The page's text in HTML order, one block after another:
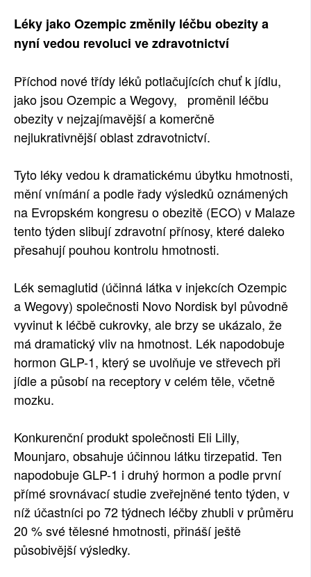
SOCIÁLNÍ SÍTĚ
RUBRIKY
PLNÁ VERZE STRÁNEK
Léky jako Ozempic změnily léčbu obezity a
nyní vedou revoluci ve zdravotnictví
Příchod nové třídy léků potlačujících chuť k jídlu,
jako jsou Ozempic a Wegovy, proměnil léčbu
obezity v nejzajímavější a komerčně
nejlukrativnější oblast zdravotnictví.
Tyto léky vedou k dramatickému úbytku hmotnosti,
mění vnímání a podle řady výsledků oznámených
na Evropském kongresu o obezitě (ECO) v Malaze
tento týden slibují zdravotní přínosy, které daleko
přesahují pouhou kontrolu hmotnosti.
Lék semaglutid (účinná látka v injekcích Ozempic
a Wegovy) společnosti Novo Nordisk byl původně
vyvinut k léčbě cukrovky, ale brzy se ukázalo, že
má dramatický vliv na hmotnost. Lék napodobuje
hormon GLP-1, který se uvolňuje ve střevech při
jídle a působí na receptory v celém těle, včetně
mozku.
Konkurenční produkt společnosti Eli Lilly,
Mounjaro, obsahuje účinnou látku tirzepatid. Ten
napodobuje GLP-1 i druhý hormon a podle první
přímé srovnávací studie zveřejněné tento týden, v
níž účastníci po 72 týdnech léčby zhubli v průměru
20 % své tělesné hmotnosti, přináší ještě
působivější výsledky.